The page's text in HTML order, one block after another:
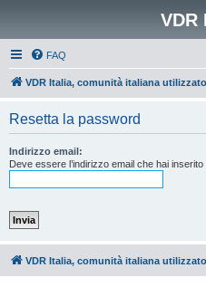
VDR
FAQ
VDR Italia, comunità italiana
Resetta la password
Indirizzo email:
Deve essere l’indirizzo email che hai
VDR Italia, comunità italiana